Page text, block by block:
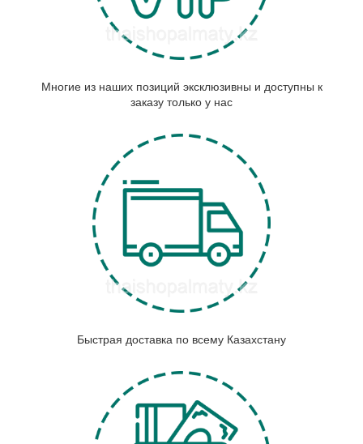
Многие из наших позиций эксклюзивны и доступны к
заказу только у нас
Быстрая доставка по всему Казахстану